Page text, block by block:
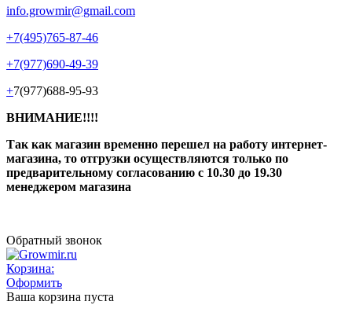
info.growmir@gmail.com
+7(495)765-87-46
+7(977)690-49-39
+7(977)688-95-93
ВНИМАНИЕ!!!!
Так как магазин временно перешел на работу интернет-
магазина, то отгрузки осуществляются только по
предварительному согласованию с 10.30 до 19.30
менеджером магазина
Обратный звонок
Корзина:
Оформить
Ваша корзина пуста